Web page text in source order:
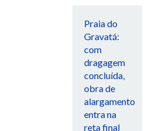
Praia do
Gravatá:
com
dragagem
concluída,
obra de
alargamento
entra na
reta final